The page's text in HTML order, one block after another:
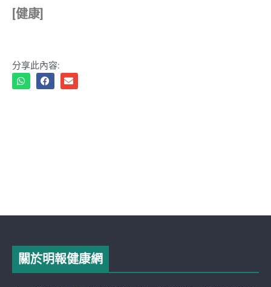
[健康]
分享此內容:
關於明報健康網